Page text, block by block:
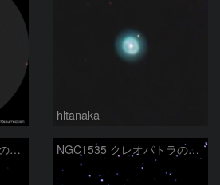
hltanaka
NGC1535 クレオパトラの瞳星雲 NGC1535 クレオパトラの瞳星雲 2023 1/19